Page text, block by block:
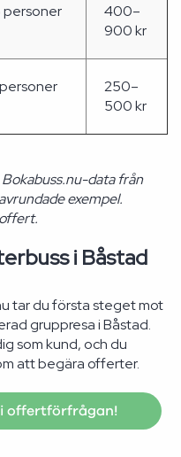
personer
400–
900 kr
250–
500 kr
data från
exempel.
i Båstad
tar du första steget mot
gruppresa i Båstad.
som kund, och du
att begära offerter.
offertförfrågan!